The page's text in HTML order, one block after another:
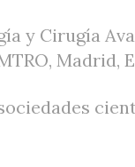
y Cirugía
Madrid,